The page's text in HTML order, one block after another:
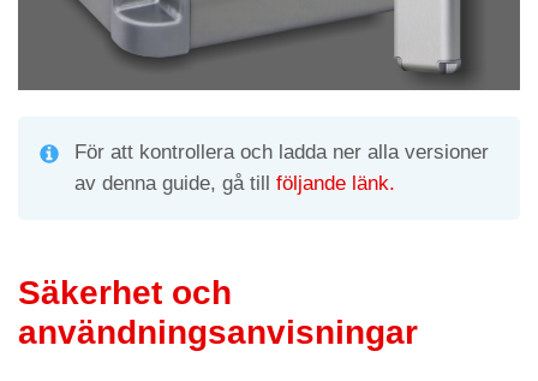
För att kontrollera och ladda ner alla versioner
av denna guide, gå till följande länk.
Säkerhet och
användningsanvisningar